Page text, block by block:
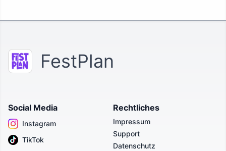
FestPlan
Social Media
Instagram
TikTok
Rechtliches
Impressum
Support
Datenschutz